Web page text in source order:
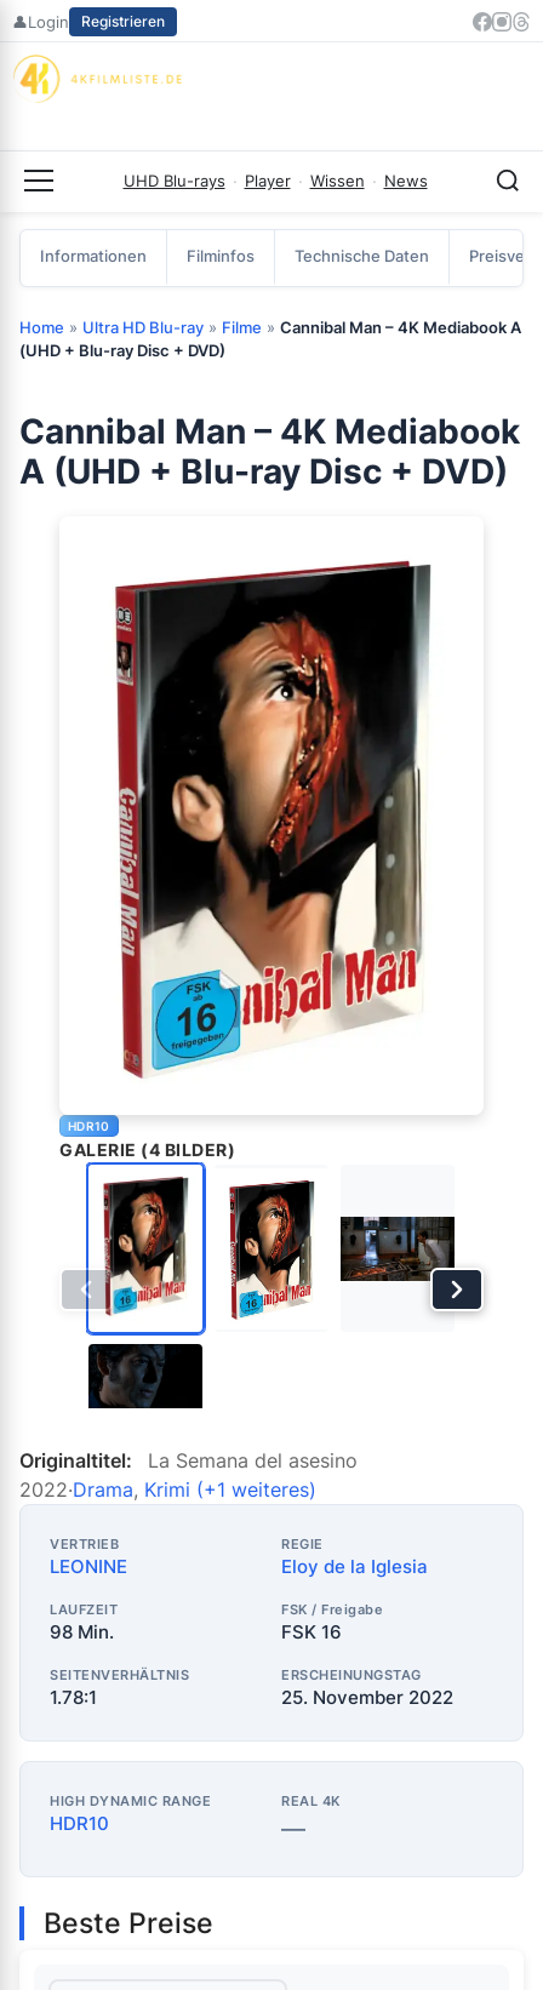
Zum
springen
👤Login Registrieren
UHD Blu-rays · Player · Wissen · News
Informationen Filminfos Technische Daten
Home » Ultra HD Blu-ray » Filme » Cannibal Man – 4K Mediabook A
(UHD + Blu-ray Disc + DVD)
Cannibal Man – 4K Mediabook
A (UHD + Blu-ray Disc + DVD)
HDR10
GALERIE (4 BILDER)
Originaltitel:
La Semana del asesino
2022·Drama, Krimi (+1 weiteres)
VERTRIEB
LEONINE
REGIE
Eloy de la Iglesia
LAUFZEIT
98 Min.
FSK / Freigabe
FSK 16
SEITENVERHÄLTNIS
1.78:1
ERSCHEINUNGSTAG
25. November 2022
HIGH DYNAMIC RANGE
HDR10
REAL 4K
—
Beste Preise